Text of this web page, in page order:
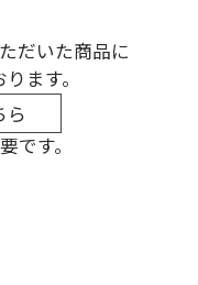
だいた商品に
ます。
ら
です。